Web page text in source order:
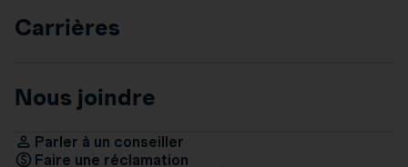
Carrières
Nous joindre
Parler à un conseiller
Faire une réclamation